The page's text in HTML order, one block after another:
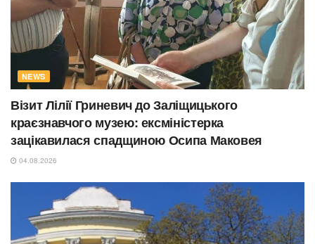
NEWS
Візит Лілії Гриневич до Заліщицького
краєзнавчого музею: ексміністерка
зацікавилася спадщиною Осипа Маковея
04.08.2026